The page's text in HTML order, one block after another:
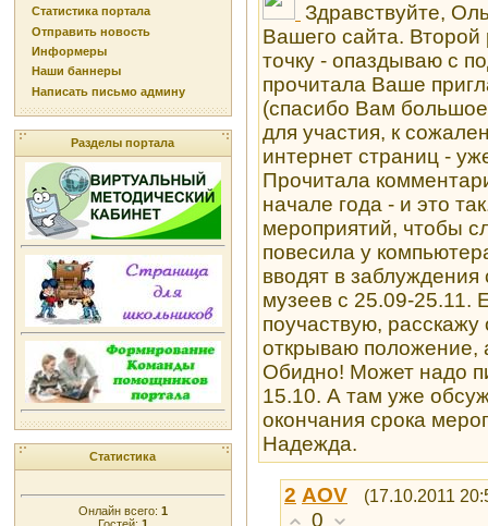
Статистика портала
Отправить новость
Информеры
Наши баннеры
Написать письмо админу
Разделы портала
Статистика
Онлайн всего: 1
Здравствуйте,
Вашего сайта.
точку - опаздываю с
прочитала Ваше
(спасибо Вам
для участия, к
интернет страниц -
Прочитала
начале года - и это
мероприятий, чтобы
повесила у
вводят в
музеев с 25.09-25.11.
поучаствую,
открываю положение,
Обидно! Может надо
15.10. А там уже
окончания срока
Надежда.
2 AOV (17.10.2011
0